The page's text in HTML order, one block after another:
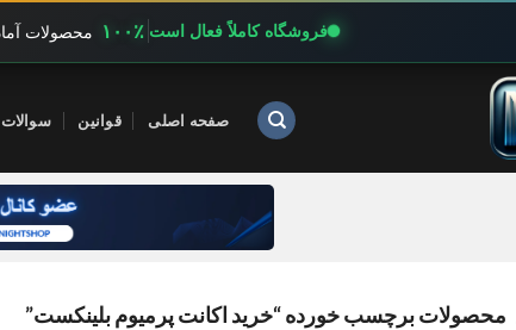
فروشگاه کاملاً فعال است ۱۰۰٪ محصولات
صفحه اصلی قوانین
محصولات برچسب خورده “خرید اکانت پرمیوم بلینکست”